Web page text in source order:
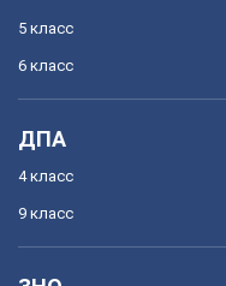
5 класс
6 класс
ДПА
4 класс
9 класс